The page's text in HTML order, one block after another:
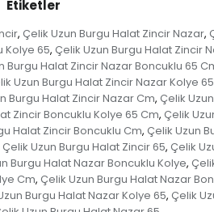
Etiketler
, Çelik Uzun Burgu Halat Zincir Nazar,
Kolye 65, Çelik Uzun Burgu Halat Zincir
Burgu Halat Zincir Nazar Boncuklu 65
Uzun Burgu Halat Zincir Nazar Kolye
Burgu Halat Zincir Nazar Cm, Çelik
Zincir Boncuklu Kolye 65 Cm, Çelik
Halat Zincir Boncuklu Cm, Çelik Uzun
Çelik Uzun Burgu Halat Zincir 65, Çelik
Burgu Halat Nazar Boncuklu Kolye,
Cm, Çelik Uzun Burgu Halat Nazar
Burgu Halat Nazar Kolye 65, Çelik